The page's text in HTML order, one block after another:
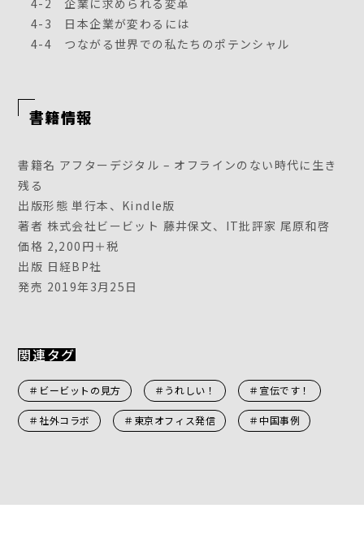
4-3 日本企業が変わるには
4-4 つながる世界での私たちのポテンシャル
書籍情報
書籍名 アフターデジタル – オフラインのない時代に生き
残る
出版形態 単行本、Kindle版
著者 株式会社ビービット 藤井保文、IT批評家 尾原和啓
価格 2,200円＋税
出版 日経BP社
発売 2019年3月25日
関連タグ
＃ビービットの見方 ＃うれしい！ ＃宣伝です！
＃社外コラボ ＃東京オフィス発信 ＃中国事例